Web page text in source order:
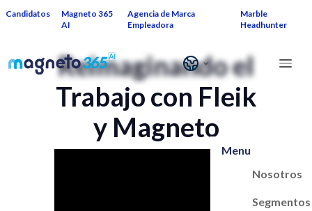
Candidatos
Magneto 365
AI
Agencia de Marca
Empleadora
Marble
Headhunter
Menu
Nosotros
Segmentos
Reimaginando el
Trabajo con Fleik
y Magneto